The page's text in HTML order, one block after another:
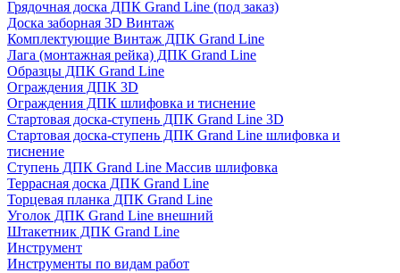
Грядочная доска ДПК Grand Line (под заказ)
Доска заборная 3D Винтаж
Комплектующие Винтаж ДПК Grand Line
Лага (монтажная рейка) ДПК Grand Line
Образцы ДПК Grand Line
Ограждения ДПК 3D
Ограждения ДПК шлифовка и тиснение
Стартовая доска-ступень ДПК Grand Line 3D
Стартовая доска-ступень ДПК Grand Line шлифовка и
тиснение
Ступень ДПК Grand Line Массив шлифовка
Террасная доска ДПК Grand Line
Торцевая планка ДПК Grand Line
Уголок ДПК Grand Line внешний
Штакетник ДПК Grand Line
Инструмент
Инструменты по видам работ